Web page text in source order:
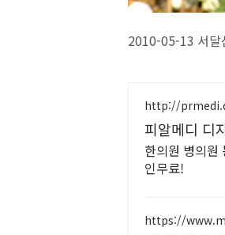
2010-05-13 서달
http://
피알메디 디
한의원 병의원
인무료!
https://